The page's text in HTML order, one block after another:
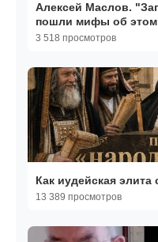
Алексей Маслов.
пошли мифы об этом
буддизм
3 518 просмотров
Как иудейская
13 389 просмотров